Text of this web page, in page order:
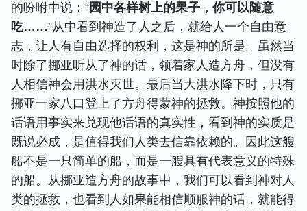
的吩咐中说：“园中各样树上的果子，你可以随意
吃……”从中看到神造了人之后，就给人一个自由意
志，让人有自由选择的权利，这是神的所是。虽然当
时除了挪亚听从了神的话，领着家人造方舟，但没有
人相信神会用洪水灭世。最后当大洪水降下时，只有
挪亚一家八口登上了方舟得蒙神的拯救。神按照他的
话语用事实来兑现他话语的真实性，看到神的实质是
既说必成，是值得我们人类去信靠依赖的。因此这艘
船不是一只简单的船，而是一艘具有代表意义的特殊
的船。从挪亚造方舟的故事中，我们可以看到神对人
类的拯救，也看到人如果能相信顺服神的话，就能得